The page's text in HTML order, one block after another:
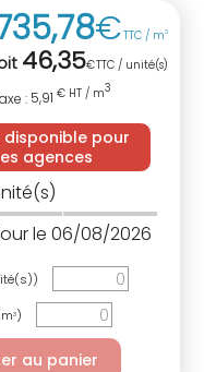
,78€TTC / m3
46,35€TTC / unité(s)
: 5,91 € HT / m3
pour
agences
le 06/08/2026
3)
au panier